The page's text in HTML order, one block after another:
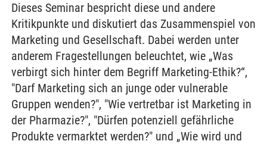
Dieses Seminar bespricht diese und andere
Kritikpunkte und diskutiert das Zusammenspiel von
Marketing und Gesellschaft. Dabei werden unter
anderem Fragestellungen beleuchtet, wie „Was
verbirgt sich hinter dem Begriff Marketing-Ethik?“,
"Darf Marketing sich an junge oder vulnerable
Gruppen wenden?", "Wie vertretbar ist Marketing in
der Pharmazie?", "Dürfen potenziell gefährliche
Produkte vermarktet werden?" und „Wie wird und